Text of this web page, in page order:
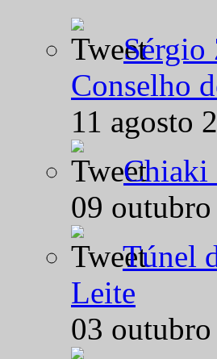
Sérgio
Conselho
11 agosto
Chiaki
09
Túnel
Leite
03